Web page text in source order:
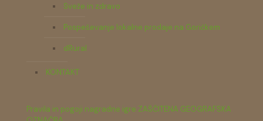
Sveže in zdravo
Pospeševanje lokalne prodaje na Goričkem
dRural
KONTAKT
Pravila in pogoji nagradne igre ZAŠČITENA GEOGRAFSKA